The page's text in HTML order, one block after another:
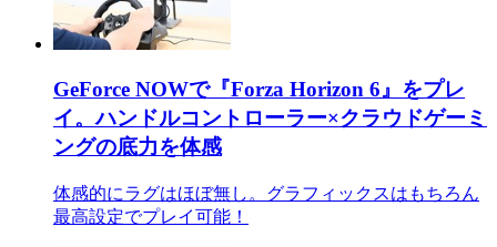
GeForce NOWで『Forza Horizon 6』をプレ
イ。ハンドルコントローラー×クラウドゲーミ
ングの底力を体感
体感的にラグはほぼ無し。グラフィックスはもちろん
最高設定でプレイ可能！